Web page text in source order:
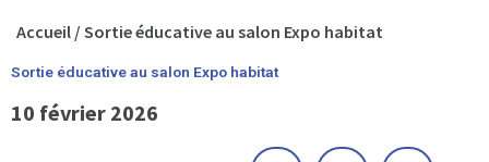
Accueil / Sortie éducative au salon Expo habitat
Sortie éducative au salon Expo habitat
10 février 2026